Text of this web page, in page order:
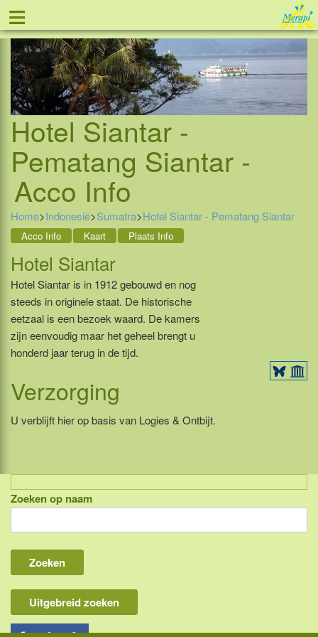
≡ Tel: 088 - 81 11 999
Hotel Siantar -
Pematang Siantar -
Acco Info
Home>Indonesië>Sumatra>Hotel Siantar - Pematang Siantar
Acco Info Kaart Plaats Info
Hotel Siantar
Hotel Siantar is in 1912 gebouwd en nog
steeds in originele staat. De historische
eetzaal is een bezoek waard. De kamers
zijn eenvoudig maar het geheel brengt u
honderd jaar terug in de tijd.
Verzorging
U verblijft hier op basis van Logies & Ontbijt.
Indonesië, eilandcombinaties
Bali
Lombok
Flores & Komodo
Overige Sunda eilanden
Zoeken op naam
Uitgebreid zoeken